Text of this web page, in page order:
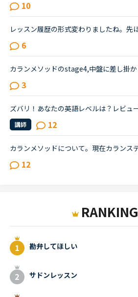
10
6
3
講師 12
12
RANKING
勘弁してほしい
サドンレッスン